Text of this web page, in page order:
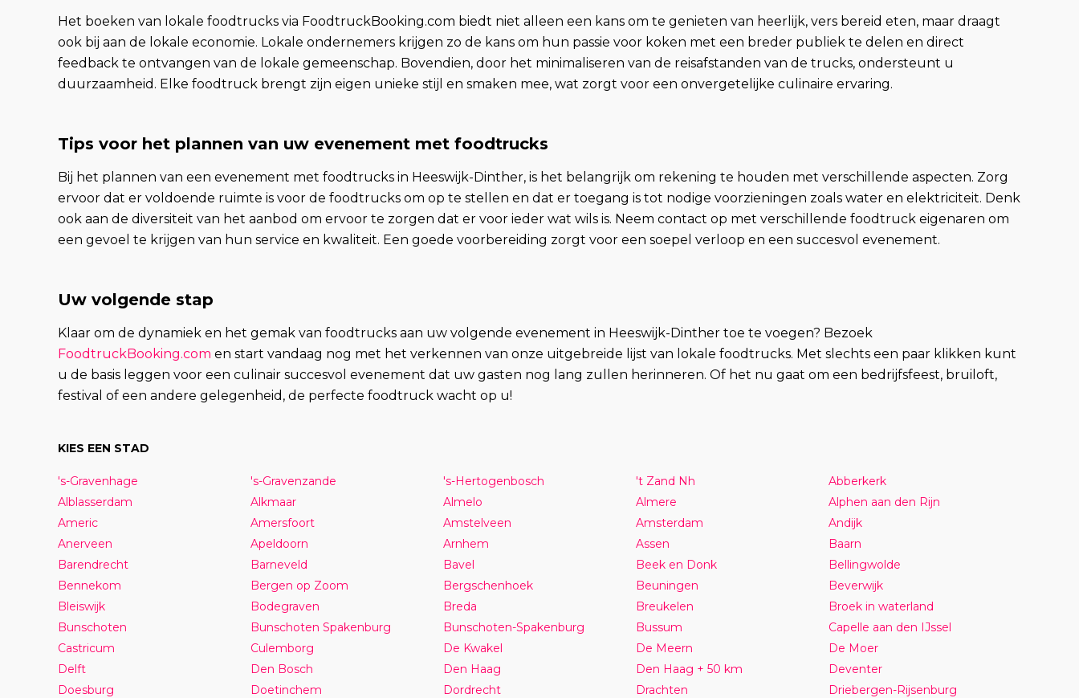
Het boeken van lokale foodtrucks via FoodtruckBooking.com biedt niet alleen een kans om te genieten van heerlijk, vers bereid eten, maar draagt
ook bij aan de lokale economie. Lokale ondernemers krijgen zo de kans om hun passie voor koken met een breder publiek te delen en direct
feedback te ontvangen van de lokale gemeenschap. Bovendien, door het minimaliseren van de reisafstanden van de trucks, ondersteunt u
duurzaamheid. Elke foodtruck brengt zijn eigen unieke stijl en smaken mee, wat zorgt voor een onvergetelijke culinaire ervaring.
Tips voor het plannen van uw evenement met foodtrucks
Bij het plannen van een evenement met foodtrucks in Heeswijk-Dinther, is het belangrijk om rekening te houden met verschillende aspecten. Zorg
ervoor dat er voldoende ruimte is voor de foodtrucks om op te stellen en dat er toegang is tot nodige voorzieningen zoals water en elektriciteit. Denk
ook aan de diversiteit van het aanbod om ervoor te zorgen dat er voor ieder wat wils is. Neem contact op met verschillende foodtruck eigenaren om
een gevoel te krijgen van hun service en kwaliteit. Een goede voorbereiding zorgt voor een soepel verloop en een succesvol evenement.
Uw volgende stap
Klaar om de dynamiek en het gemak van foodtrucks aan uw volgende evenement in Heeswijk-Dinther toe te voegen? Bezoek
FoodtruckBooking.com en start vandaag nog met het verkennen van onze uitgebreide lijst van lokale foodtrucks. Met slechts een paar klikken kunt
u de basis leggen voor een culinair succesvol evenement dat uw gasten nog lang zullen herinneren. Of het nu gaat om een bedrijfsfeest, bruiloft,
festival of een andere gelegenheid, de perfecte foodtruck wacht op u!
KIES EEN STAD
's-Gravenhage 's-Gravenzande 's-Hertogenbosch 't Zand Nh
Abberkerk
Alblasserdam
Alkmaar Almelo Almere
Alphen aan den Rijn
Americ
Amersfoort Amstelveen Amsterdam
Andijk
Anerveen
Apeldoorn Arnhem Assen
Baarn
Barendrecht
Barneveld Bavel Beek en Donk
Bellingwolde
Bennekom
Bergen op Zoom Bergschenhoek Beuningen
Beverwijk
Bleiswijk
Bodegraven Breda Breukelen
Broek in waterland
Bunschoten
Bunschoten Spakenburg Bunschoten-Spakenburg Bussum
Capelle aan den IJssel
Castricum
Culemborg De Kwakel De Meern
De Moer
Delft
Den Bosch Den Haag Den Haag + 50 km
Deventer
Doesburg
Doetinchem Dordrecht Drachten
Driebergen-Rijsenburg